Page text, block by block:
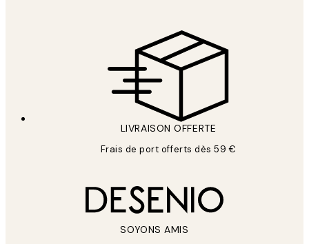
LIVRAISON OFFERTE
Frais de port offerts dès 59 €
SOYONS AMIS